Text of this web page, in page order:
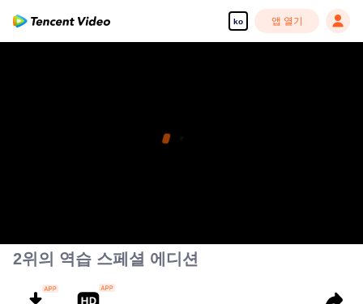
ko 앱 열기
2위의 역습 스페셜 에디션